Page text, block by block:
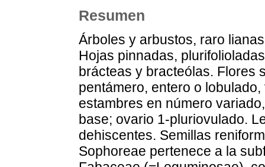
Resumen
Árboles y arbustos, raro
Hojas pinnadas,
brácteas y bracteólas. Flores
pentámero, entero o
estambres en número
base; ovario 1-pluriovulado.
dehiscentes. Semillas
Sophoreae pertenece a la